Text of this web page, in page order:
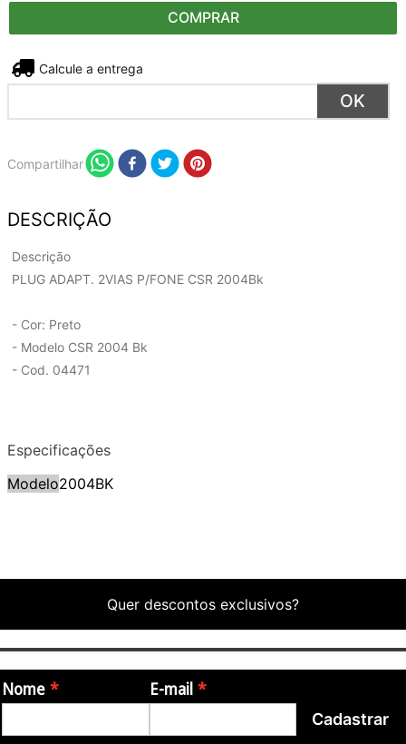
COMPRAR
Não sei meu CEP
Compartilhar
DESCRIÇÃO
Descrição
PLUG ADAPT. 2VIAS P/FONE CSR 2004Bk
- Cor: Preto
- Modelo CSR 2004 Bk
- Cod. 04471
Especificações
Modelo2004BK
Quer descontos exclusivos?
Nome E-mail
Cadastrar